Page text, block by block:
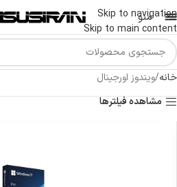
Skip to navigation
Skip to main content
منو
خانه ویندوز اورجینال
مشاهده فیلترها